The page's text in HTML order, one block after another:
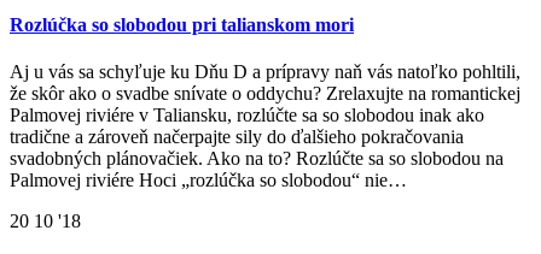
Rozlúčka so slobodou pri talianskom mori
Aj u vás sa schyľuje ku Dňu D a prípravy naň vás natoľko pohltili,
že skôr ako o svadbe snívate o oddychu? Zrelaxujte na romantickej
Palmovej riviére v Taliansku, rozlúčte sa so slobodou inak ako
tradične a zároveň načerpajte sily do ďalšieho pokračovania
svadobných plánovačiek. Ako na to? Rozlúčte sa so slobodou na
Palmovej riviére Hoci „rozlúčka so slobodou“ nie…
20 10 '18